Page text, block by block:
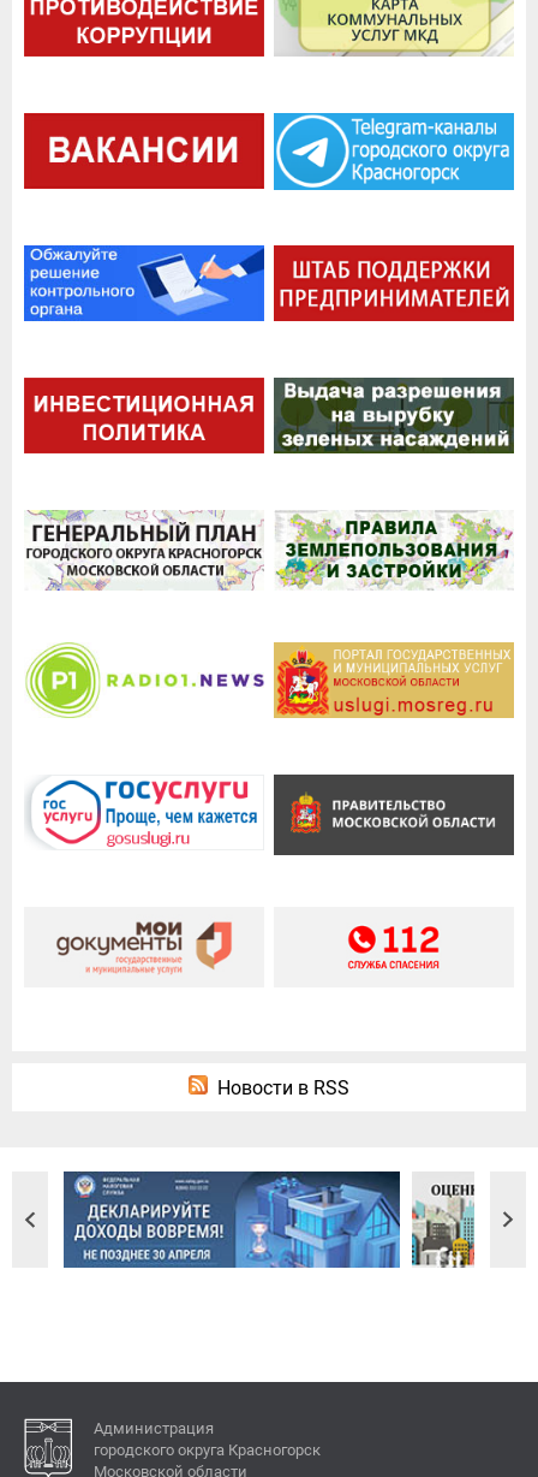
Новости в RSS
Администрация
городского округа Красногорск
Московской области